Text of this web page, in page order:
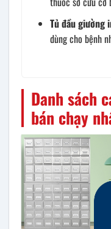
Tủ đầu giường
dùng cho bệnh
Danh sách
bán chạy